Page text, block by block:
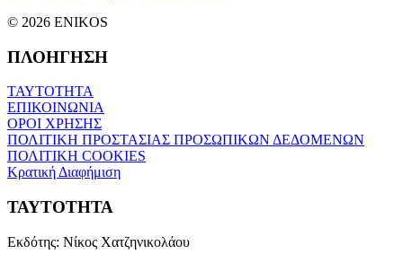
© 2026 ENIKOS
ΠΛΟΗΓΗΣΗ
ΤΑΥΤΟΤΗΤΑ
ΕΠΙΚΟΙΝΩΝΙΑ
ΟΡΟΙ ΧΡΗΣΗΣ
ΠΟΛΙΤΙΚΗ ΠΡΟΣΤΑΣΙΑΣ ΠΡΟΣΩΠΙΚΩΝ ΔΕΔΟΜΕΝΩΝ
ΠΟΛΙΤΙΚΗ COOKIES
Κρατική Διαφήμιση
ΤΑΥΤΟΤΗΤΑ
Εκδότης: Νίκος Χατζηνικολάου